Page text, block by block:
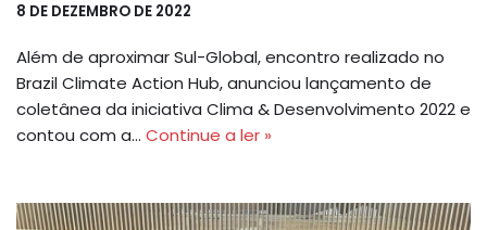
8 DE DEZEMBRO DE 2022
Além de aproximar Sul-Global, encontro realizado no
Brazil Climate Action Hub, anunciou lançamento de
coletânea da iniciativa Clima & Desenvolvimento 2022 e
contou com a… Continue a ler »